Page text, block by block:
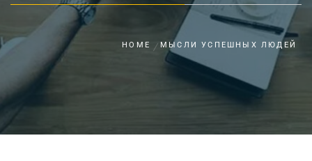
HOME МЫСЛИ УСПЕШНЫХ ЛЮДЕЙ